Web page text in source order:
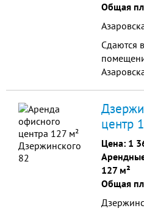
Общая
Сдаются
Удобная
во дворе.
центр
Цена: 1
127 м²
Общая